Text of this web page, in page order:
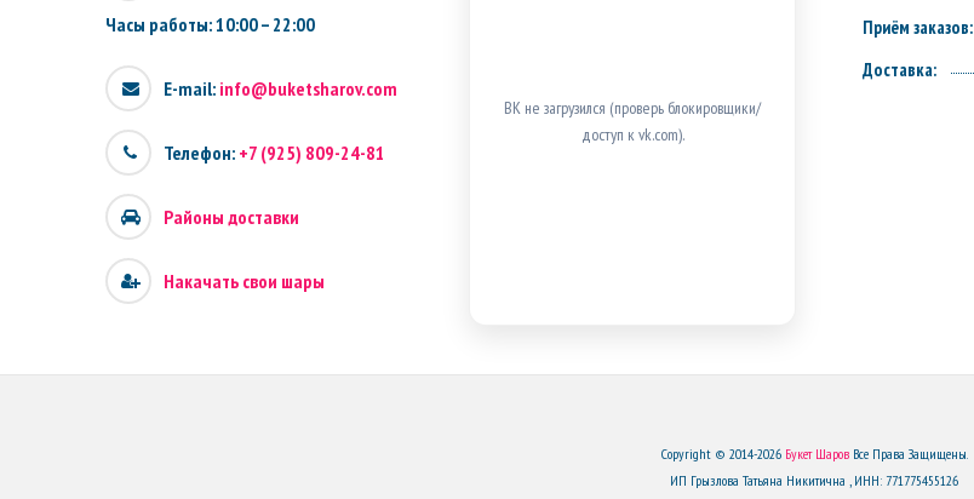
Часы работы: 10:00 – 22:00
E-mail: info@buketsharov.com
Телефон: +7 (925) 809-24-81
Районы доставки
Накачать свои шары
ВК не загрузился (проверь блокировщики/
доступ к vk.com).
Приём заказов:
Доставка:
Copyright © 2014-2026 Букет ШаровВсе Права Защищены.
ИП Грызлова Татьяна Никитична , ИНН: 771775455126